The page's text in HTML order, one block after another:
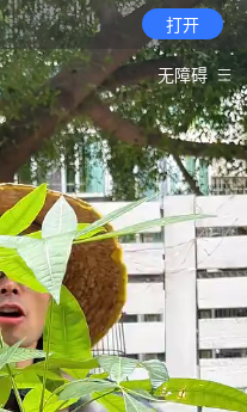
打开
无障碍